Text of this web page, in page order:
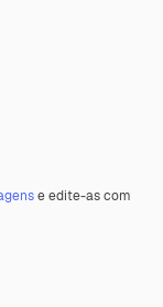
e edite-as com